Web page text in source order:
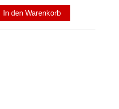
In den Warenkorb